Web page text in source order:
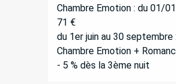
Chambre Emotion : du 01/
71 €
du 1er juin au 30
Chambre Emotion +
- 5 % dès la 3ème nuit